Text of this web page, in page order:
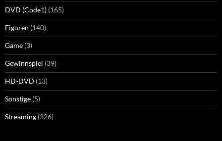
DVD (Code1) (165)
Figuren (140)
Game (3)
Gewinnspiel (39)
HD-DVD (13)
Sonstige (5)
Streaming (326)